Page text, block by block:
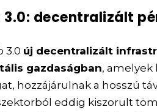
3.0: decentralizált
3.0 új decentralizált
gazdaságban, amelyek
hozzájárulnak a hosszú
eddig kiszorult